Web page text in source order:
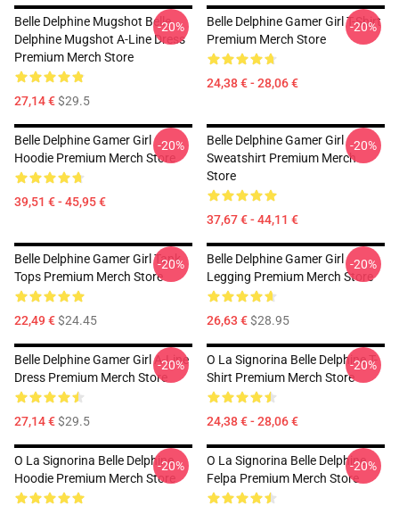
Belle Delphine Mugshot Belle
Delphine Mugshot A-Line Dress
Premium Merch Store
27,14 €$29.5
-20%
Belle Delphine Gamer Girl T-Shirt
Premium Merch Store
24,38 € - 28,06 €
-20%
Belle Delphine Gamer Girl
Hoodie Premium Merch Store
39,51 € - 45,95 €
-20%
Belle Delphine Gamer Girl
Sweatshirt Premium Merch
Store
37,67 € - 44,11 €
-20%
Belle Delphine Gamer Girl Tank
Tops Premium Merch Store
22,49 €$24.45
-20%
Belle Delphine Gamer Girl
Legging Premium Merch Store
26,63 €$28.95
-20%
Belle Delphine Gamer Girl A-Line
Dress Premium Merch Store
27,14 €$29.5
-20%
O La Signorina Belle Delphine T-
Shirt Premium Merch Store
24,38 € - 28,06 €
-20%
O La Signorina Belle Delphine
Hoodie Premium Merch Store
-20%
O La Signorina Belle Delphine
Felpa Premium Merch Store
-20%